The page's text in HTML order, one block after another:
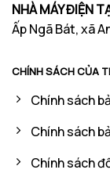
NHÀ MÁY ĐIỆN
Ấp Ngã Bát, xã
CHÍNH SÁCH CỦA
Chính sách
Chính sách
Chính sách